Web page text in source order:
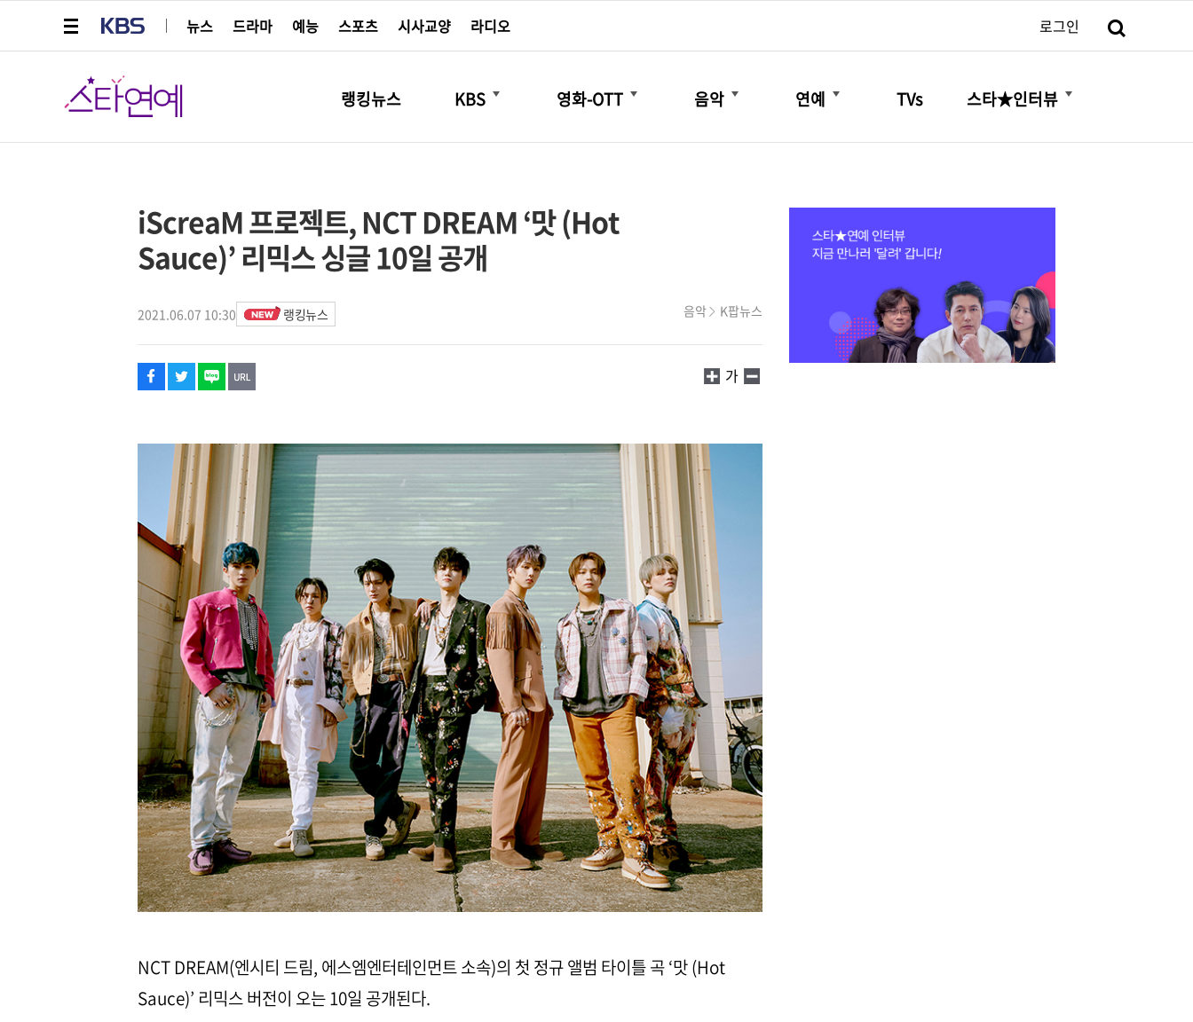
뉴스
드라마 예능 스포츠 시사교양 라디오 로그인
스타연예
랭킹뉴스 KBS
더보기
영화-OTT
더보기
음악
더보기
연예
더보기
TVs 스타★인터뷰
더보기
iScreaM 프로젝트, NCT DREAM ‘맛 (Hot
Sauce)’ 리믹스 싱글 10일 공개
2021.06.07 10:30 랭킹뉴스 음악 K팝뉴스
페이스북
트위터
네이버
URL복사
글씨 작게보기
가
글씨 크게보기
NCT DREAM(엔시티 드림, 에스엠엔터테인먼트 소속)의 첫 정규 앨범 타이틀 곡 ‘맛 (Hot
Sauce)’ 리믹스 버전이 오는 10일 공개된다.
해시태그